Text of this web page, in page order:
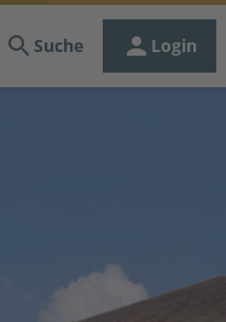
Suche Login